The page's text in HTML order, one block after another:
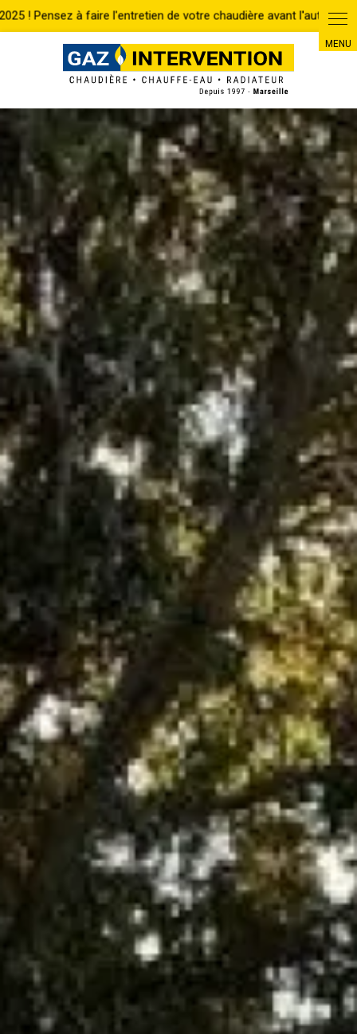
Contrat d'entretien
CONTRAT D'ENTRETIEN POUR REALISER
L'ENTRETIEN DE MA CHAUDIERE GAZ SAUNIER DUVAL A AIX EN PROVENCE
RETOUR
CONTRAT D'ENTRETIEN POUR REALISER
L'ENTRETIEN DE MA CHAUDIERE GAZ
SAUNIER DUVAL A AIX EN PROVENCE
UN DEVIS ? UNE INTERVENTION ?
Depuis maintenant plus de 20ans, Gaz Intervention Aix , vous
propose le contrat d'
entretien pour votrechaudière à gaz
Saunier Duvalou autre àAix en provence
Le contrat d'entretien se souscrit avec le technicien lors de
l'intervention sur votrechaudière à gaz. Le contrat démarre le
jour de la signature et dure un an.
Il se renouvelle à tacite reconduction. Chaque année dans la
première semaine du mois de la date d'échéance du contrat
l'avis d'échéance est envoyé, il appartient au souscripteur soit
d'adresser le règlement par chèque par courrier postal, ou de
contacter par téléphone nos services afin de convenir d'un
rendez-vous avec un de nos techniciens afin qu'il procède à la
vérification complète de la chaudière.
Sachez que l'entretien de votre appareil à gaz est obligatoire, et